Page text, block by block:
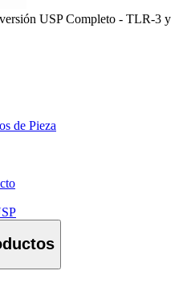
USP Completo - TLR-3 y
de Pieza